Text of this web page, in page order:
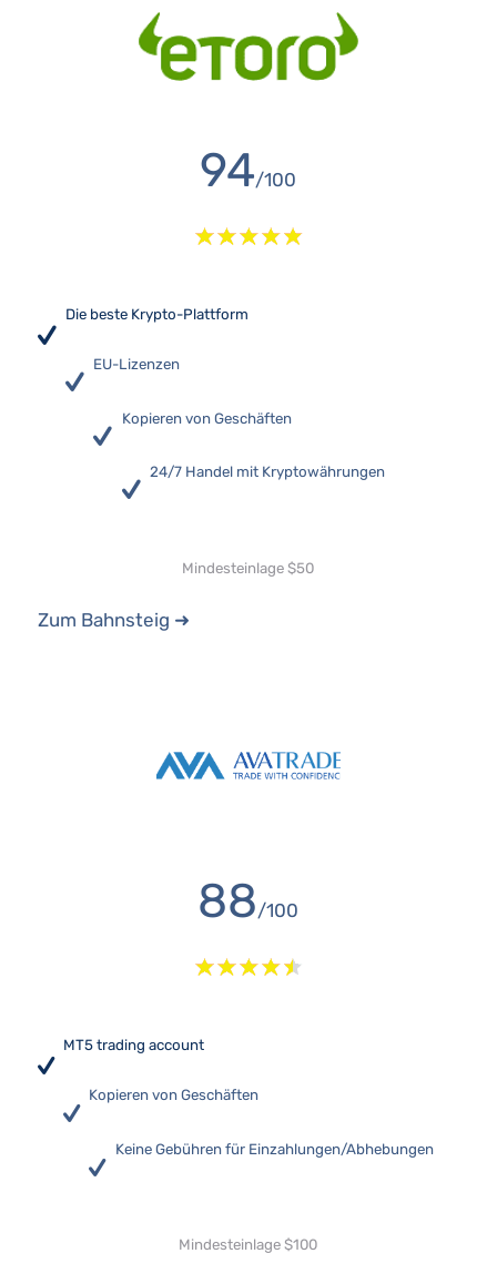
94/100
Die beste Krypto-Plattform
EU-Lizenzen
Kopieren von Geschäften
24/7 Handel mit Kryptowährungen
Mindesteinlage $50
Zum Bahnsteig ➜
88/100
MT5 trading account
Kopieren von Geschäften
Keine Gebühren für Einzahlungen/Abhebungen
Mindesteinlage $100